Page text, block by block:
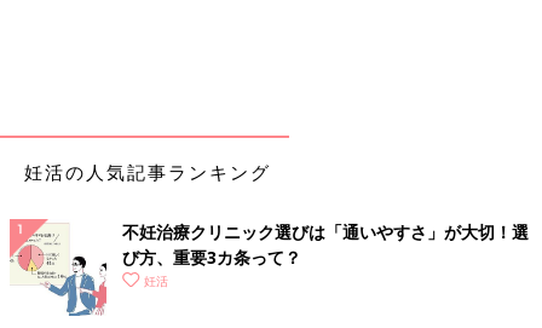
妊活の人気記事ランキング
不妊治療クリニック選びは「通いやすさ」が大切！選
び方、重要3カ条って？
妊活